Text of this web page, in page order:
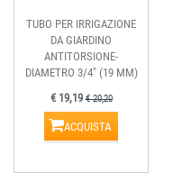
TUBO PER IRRIGAZIONE
DA GIARDINO
ANTITORSIONE-
DIAMETRO 3/4" (19 MM)
€ 19,19€ 20,20
ACQUISTA